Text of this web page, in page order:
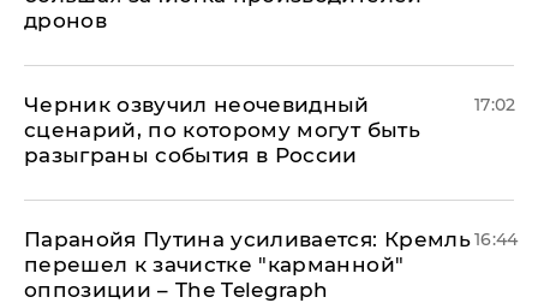
дронов
Черник озвучил неочевидный
сценарий, по которому могут быть
разыграны события в России
17:02
Паранойя Путина усиливается: Кремль
перешел к зачистке "карманной"
оппозиции – The Telegraph
16:44